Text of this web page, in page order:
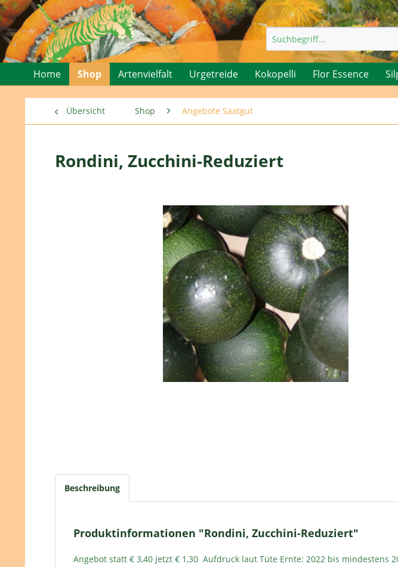
Home Shop Artenvielfalt Urgetreide Kokopelli Flor Essence
Übersicht Shop Angebote Saatgut
Rondini, Zucchini-Reduziert
Beschreibung
Produktinformationen "Rondini, Zucchini-Reduziert"
Angebot statt € 3,40 jetzt € 1,30 Aufdruck laut Tüte Ernte: 2022 bis mindestens